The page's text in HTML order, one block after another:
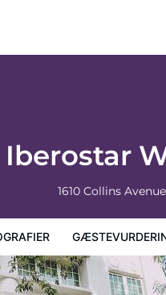
Iberostar
1610 Collins Avenue